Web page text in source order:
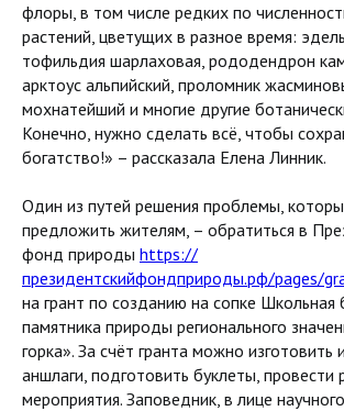
флоры, в том числе редких по
растений, цветущих в разное время:
тофильдия шарлаховая, рододендрон
арктоус альпийский, проломник
мохнатейший и многие другие
Конечно, нужно сделать всё, чтобы
богатство!» – рассказала Елена Линник.
Один из путей решения проблемы,
предложить жителям, – обратиться в
фонд природы https://
президентскийфондприроды.рф/pages/
на грант по созданию на сопке Школьная
памятника природы регионального
горка». За счёт гранта можно изготовить
аншлаги, подготовить буклеты, провести
мероприятия. Заповедник, в лице